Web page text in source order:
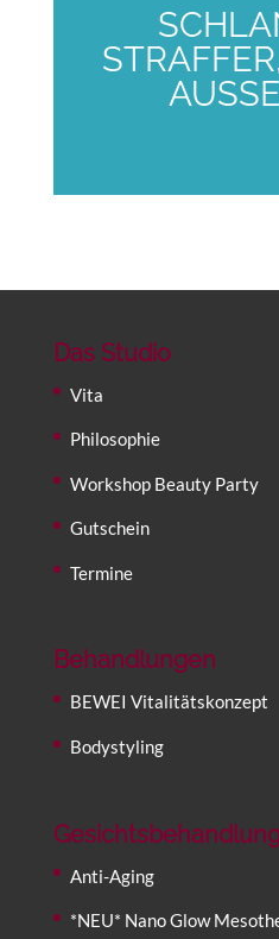
Das Studio
Vita
Philosophie
Workshop Beauty Party
Gutschein
Termine
Behandlungen
BEWEI Vitalitätskonzept
Bodystyling
Anti-Aging
*NEU* Nano Glow